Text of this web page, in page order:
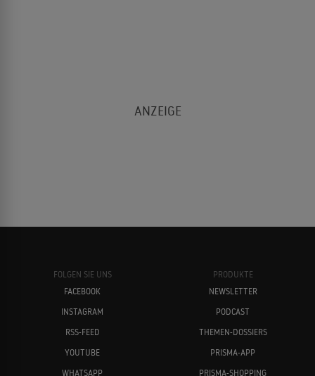
FOLGEN SIE UNS
FACEBOOK
INSTAGRAM
RSS-FEED
YOUTUBE
WHATSAPP
PRODUKTE
NEWSLETTER
PODCAST
THEMEN-DOSSIERS
PRISMA-APP
PRISMA-SHOPPING